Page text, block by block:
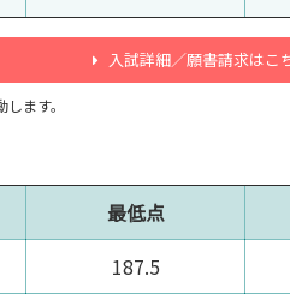
入試詳細／願書請求はこ
ます。
最低点
187.5